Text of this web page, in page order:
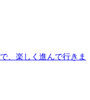
、楽しく進んで行きま